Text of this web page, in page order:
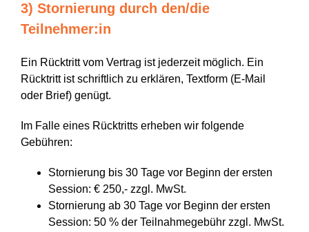
3) Stornierung durch den/die
Teilnehmer:in
Ein Rücktritt vom Vertrag ist jederzeit möglich. Ein
Rücktritt ist schriftlich zu erklären, Textform (E-Mail
oder Brief) genügt.
Im Falle eines Rücktritts erheben wir folgende
Gebühren:
Stornierung bis 30 Tage vor Beginn der ersten
Session: € 250,- zzgl. MwSt.
Stornierung ab 30 Tage vor Beginn der ersten
Session: 50 % der Teilnahmegebühr zzgl. MwSt.